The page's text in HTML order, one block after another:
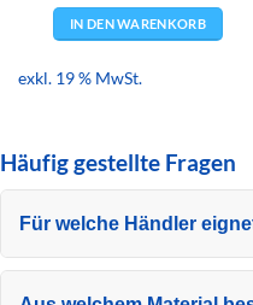
IN DEN WARENKORB
exkl. 19 % MwSt.
Häufig gestellte Fragen
Für welche Händler